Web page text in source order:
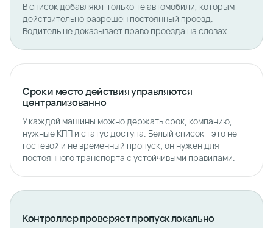
В список добавляют только те автомобили, которым
действительно разрешен постоянный проезд.
Водитель не доказывает право проезда на словах.
Срок и место действия управляются
централизованно
У каждой машины можно держать срок, компанию,
нужные КПП и статус доступа. Белый список - это не
гостевой и не временный пропуск; он нужен для
постоянного транспорта с устойчивыми правилами.
Контроллер проверяет пропуск локально